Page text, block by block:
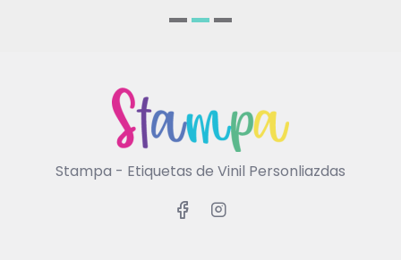
Stampa - Etiquetas de Vinil Personliazdas